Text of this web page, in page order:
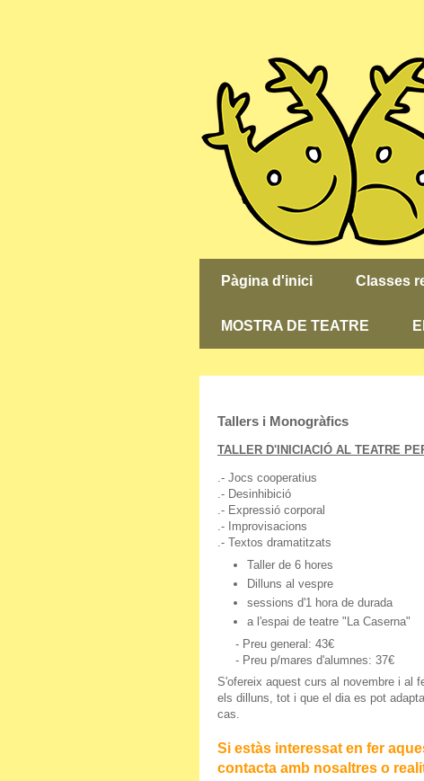
Pàgina d'inici Classes
MOSTRA DE TEATRE
Tallers i Monogràfics
TALLER D'INICIACIÓ AL TEATRE
.- Jocs cooperatius
.- Desinhibició
.- Expressió corporal
.- Improvisacions
.- Textos dramatitzats
Taller de 6 hores
Dilluns al vespre
sessions d'1 hora de durada
a l'espai de teatre "La Caserna"
- Preu general: 43€
- Preu p/mares d'alumnes: 37€
S'ofereix aquest curs al novembre i al
els dilluns, tot i que el dia es pot
cas.
Si estàs interessat en fer
contacta amb nosaltres o